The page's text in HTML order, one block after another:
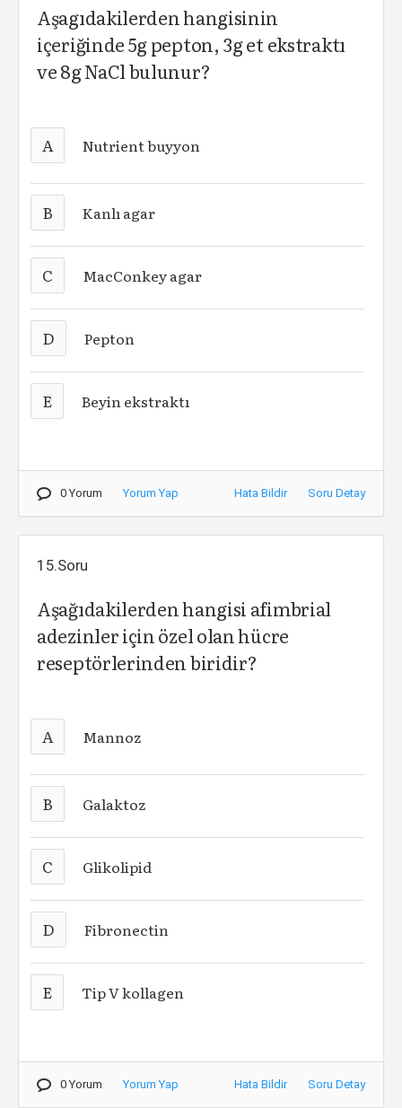
Aşagıdakilerden hangisinin
içeriğinde 5g pepton, 3g et ekstraktı
ve 8g NaCl bulunur?
A Nutrient buyyon
B Kanlı agar
C MacConkey agar
D Pepton
E Beyin ekstraktı
0 Yorum Yorum Yap Hata Bildir Soru Detay
15.Soru
Aşağıdakilerden hangisi afimbrial
adezinler için özel olan hücre
reseptörlerinden biridir?
A Mannoz
B Galaktoz
C Glikolipid
D Fibronectin
E Tip V kollagen
0 Yorum Yorum Yap Hata Bildir Soru Detay